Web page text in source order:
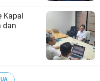
Kapal
dan